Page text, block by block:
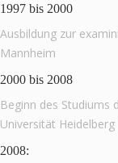
1997 bis 2000
Ausbildung zur
Mannheim
2000 bis 2008
Beginn des Studiums
Universität
2008: